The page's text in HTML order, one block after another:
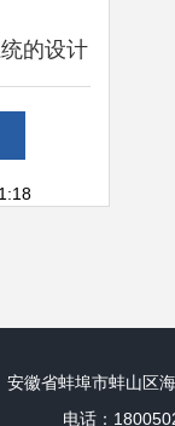
的设计
框架
安徽省蚌埠市蚌山区
电话：